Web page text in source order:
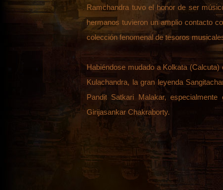
Ramchandra tuvo el honor de ser
hermanos tuvieron un amplio contacto
colección fenomenal de tesoros
Habiéndose mudado a Kolkata
Kulachandra, la gran leyenda
Pandit Satkari Malakar,
Girijasankar Chakraborty.